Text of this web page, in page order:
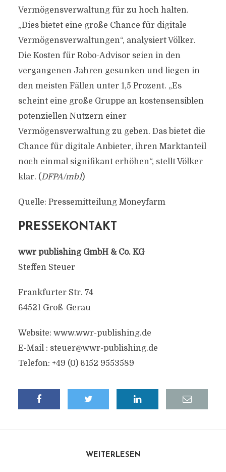
Vermögensverwaltung für zu hoch halten.
„Dies bietet eine große Chance für digitale
Vermögensverwaltungen“, analysiert Völker.
Die Kosten für Robo-Advisor seien in den
vergangenen Jahren gesunken und liegen in
den meisten Fällen unter 1,5 Prozent. „Es
scheint eine große Gruppe an kostensensiblen
potenziellen Nutzern einer
Vermögensverwaltung zu geben. Das bietet die
Chance für digitale Anbieter, ihren Marktanteil
noch einmal signifikant erhöhen“, stellt Völker
klar. (DFPA/mb1)
Quelle: Pressemitteilung Moneyfarm
PRESSEKONTAKT
wwr publishing GmbH & Co. KG
Steffen Steuer
Frankfurter Str. 74
64521 Groß-Gerau
Website: www.wwr-publishing.de
E-Mail : steuer@wwr-publishing.de
Telefon: +49 (0) 6152 9553589
WEITERLESEN